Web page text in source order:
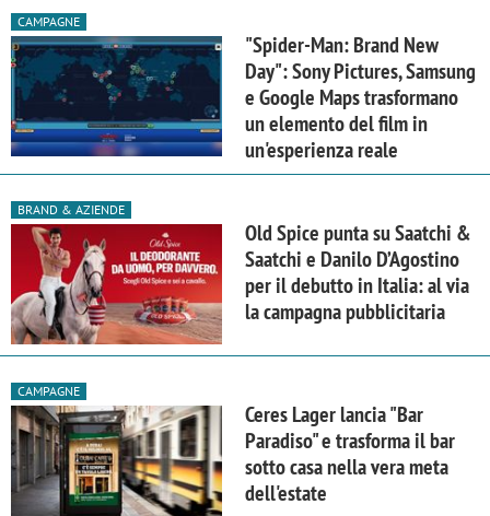
CAMPAGNE
"Spider-Man: Brand New
Day": Sony Pictures, Samsung
e Google Maps trasformano
un elemento del film in
un'esperienza reale
BRAND & AZIENDE
Old Spice punta su Saatchi &
Saatchi e Danilo D’Agostino
per il debutto in Italia: al via
la campagna pubblicitaria
CAMPAGNE
Ceres Lager lancia "Bar
Paradiso" e trasforma il bar
sotto casa nella vera meta
dell'estate